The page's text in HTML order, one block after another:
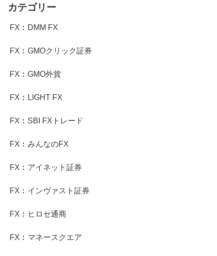
カテゴリー
FX︰DMM FX
FX︰GMOクリック証券
FX︰GMO外貨
FX︰LIGHT FX
FX︰SBI FXトレード
FX︰みんなのFX
FX︰アイネット証券
FX︰インヴァスト証券
FX︰ヒロセ通商
FX︰マネースクエア